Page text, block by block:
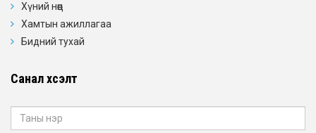
Хүний нөөц
Хамтын ажиллагаа
Бидний тухай
Санал хүсэлт